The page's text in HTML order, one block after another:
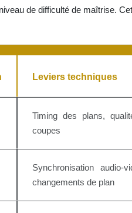
de difficulté de maîtrise.
Leviers techniques
Timing des plans,
coupes
Synchronisation
changements de plan